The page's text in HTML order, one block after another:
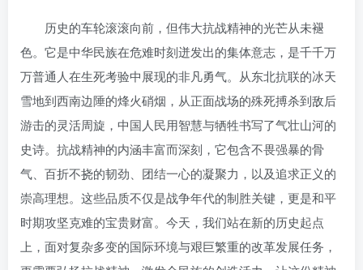
历史的车轮滚滚向前，但伟大抗战精神的光芒从未褪
色。它是中华民族在危难时刻迸发出的集体意志，是千千万
万普通人在生死考验中展现的非凡勇气。从东北抗联的冰天
雪地到西南边陲的烽火硝烟，从正面战场的殊死搏杀到敌后
游击的灵活周旋，中国人民用智慧与牺牲书写了气壮山河的
史诗。抗战精神的内涵丰富而深刻，它包含不畏强暴的骨
气、百折不挠的韧劲、团结一心的凝聚力，以及追求正义的
崇高理想。这些品质不仅是战争年代的制胜关键，更是和平
时期攻坚克难的宝贵财富。今天，我们站在新的历史起点
上，面对复杂多变的国际环境与艰巨繁重的改革发展任务，